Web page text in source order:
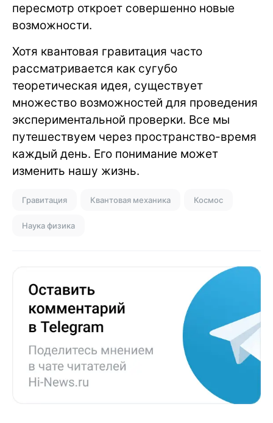
пересмотр откроет совершенно новые
возможности.
Хотя квантовая гравитация часто
рассматривается как сугубо
теоретическая идея, существует
множество возможностей для проведения
экспериментальной проверки. Все мы
путешествуем через пространство-время
каждый день. Его понимание может
изменить нашу жизнь.
Гравитация Квантовая механика Космос
Наука физика